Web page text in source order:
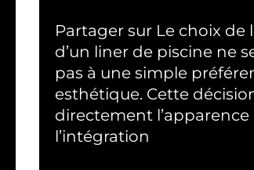
Partager sur Le choix de
d’un liner de piscine ne
pas à une simple
esthétique. Cette
directement l’apparence
l’intégration